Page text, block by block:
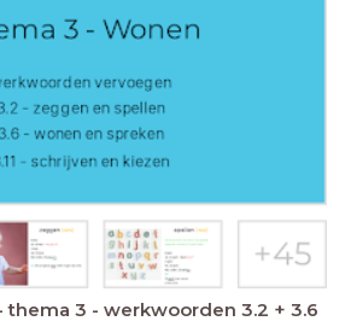
thema 3 - werkwoorden 3.2 + 3.6